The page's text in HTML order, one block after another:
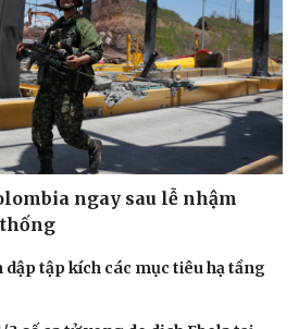
ngay sau lễ nhậm
dập tập kích các mục tiêu hạ tầng